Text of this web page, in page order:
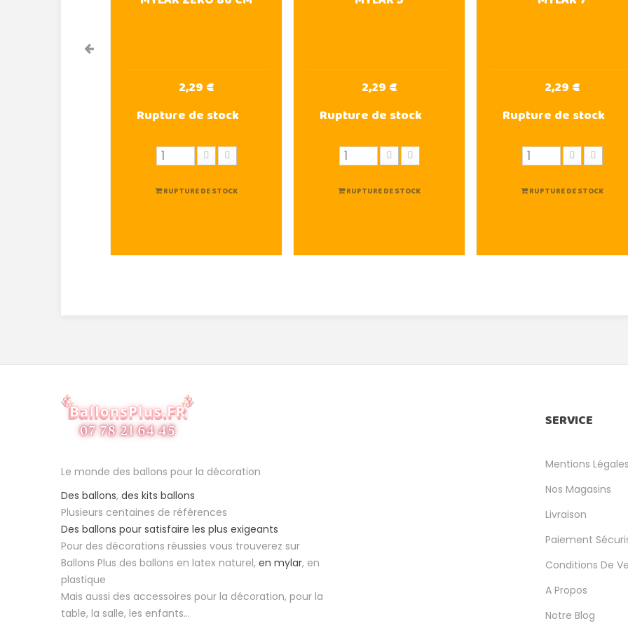
2,29 €
Rupture de stock
RUPTURE DE STOCK
2,29 €
Rupture de stock
RUPTURE DE STOCK
2,29 €
Rupture de stock
RUPTURE DE STOCK
Le monde des ballons pour la décoration
Des ballons, des kits ballons
Plusieurs centaines de références
Des ballons pour satisfaire les plus exigeants
Pour des décorations réussies vous trouverez sur
Ballons Plus des ballons en latex naturel, en mylar, en
plastique
Mais aussi des accessoires pour la décoration, pour la
table, la salle, les enfants...
SERVICE
Mentions Légales
Nos Magasins
Livraison
Paiement
Conditions De
A Propos
Notre Blog